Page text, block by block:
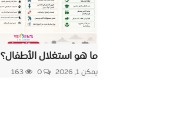
ما هو استغلال الأطفال؟
يمكن 1, 2026 0
163